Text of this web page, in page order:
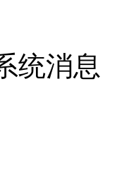
统消息